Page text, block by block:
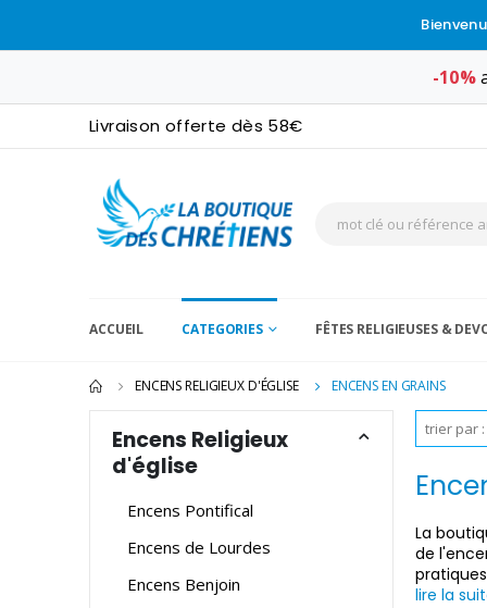
-10%
Livraison offerte dès 58€
ACCUEIL CATEGORIES FÊTES RELIGIEUSES &
ENCENS RELIGIEUX D'ÉGLISE ENCENS EN GRAINS
La
de
lire la
Encens Religieux
d'église
Encens Pontifical
Encens de Lourdes
Encens Benjoin